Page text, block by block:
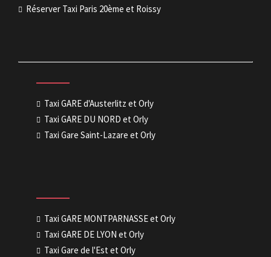
Réserver Taxi Paris 20ème et Roissy
Taxi GARE d'Austerlitz et Orly
Taxi GARE DU NORD et Orly
Taxi Gare Saint-Lazare et Orly
Taxi GARE MONTPARNASSE et Orly
Taxi GARE DE LYON et Orly
Taxi Gare de l'Est et Orly